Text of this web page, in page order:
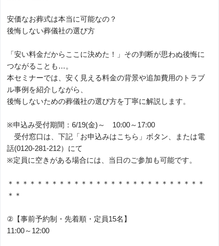
安価なお葬式は本当に可能なの？
後悔しない葬儀社の選び方
「安い料金だからここに決めた！」その判断が思わぬ後悔に
つながることも…。
本セミナーでは、安く見える料金の背景や追加費用のトラブ
ル事例を紹介しながら、
後悔しないための葬儀社の選び方を丁寧に解説します。
※申込み受付期間：6/19(金)～ 10:00～17:00
受付窓口は、下記「お申込みはこちら」ボタン、または電
話(0120-281-212）にて
※定員に空きがある場合には、当日のご参加も可能です。
＊＊＊＊＊＊＊＊＊＊＊＊＊＊＊＊＊＊＊＊＊＊＊＊＊＊＊
＊＊
②【事前予約制・先着順・定員15名】
11:00～12:00